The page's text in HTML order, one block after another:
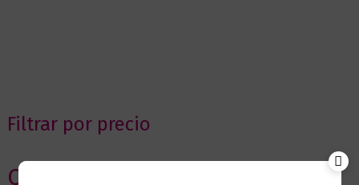
Filtrar por precio
Categorias